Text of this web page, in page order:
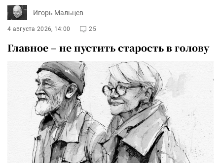
Игорь Мальцев
4 августа 2026, 14:00 25
Главное – не пустить старость в голову